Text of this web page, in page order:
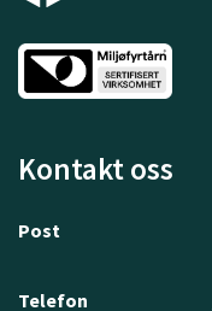
Kontakt oss
Post
Telefon